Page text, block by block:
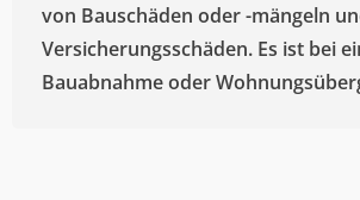
von Bauschäden oder -mängeln
Versicherungsschäden. Es ist bei
Bauabnahme oder